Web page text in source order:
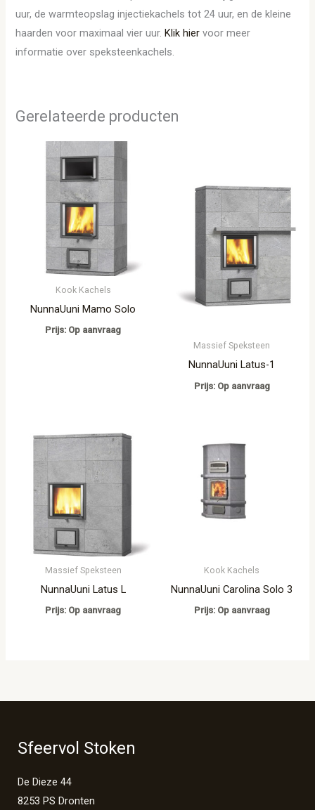
uur, de warmteopslag injectiekachels tot 24 uur, en de kleine
haarden voor maximaal vier uur.Klik hier voor meer
informatie over speksteenkachels.
Gerelateerde producten
Kook Kachels
NunnaUuni Mamo Solo
Prijs: Op aanvraag
Massief Speksteen
NunnaUuni Latus-1
Prijs: Op aanvraag
Massief Speksteen
NunnaUuni Latus L
Prijs: Op aanvraag
Kook Kachels
NunnaUuni Carolina Solo 3
Prijs: Op aanvraag
Sfeervol Stoken
De Dieze 44
8253 PS Dronten